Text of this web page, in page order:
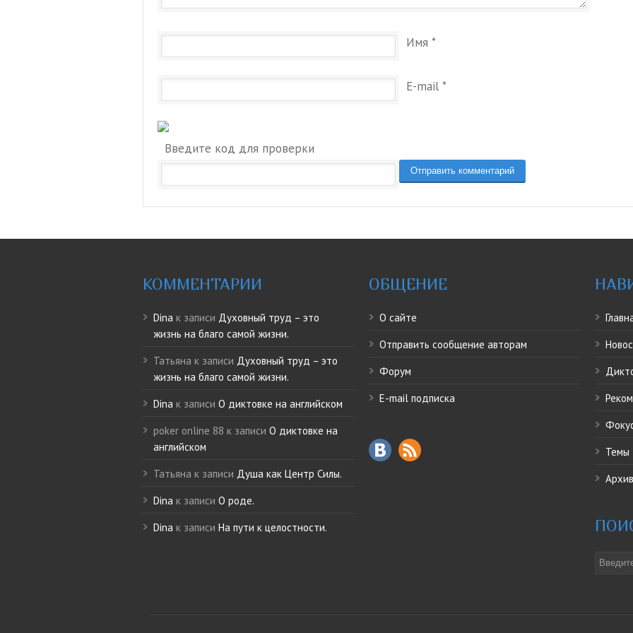
Имя *
E-mail *
Введите код для проверки
КОММЕНТАРИИ
Dina к записи Духовный труд – это
жизнь на благо самой жизни.
Татьяна к записи Духовный труд – это
жизнь на благо самой жизни.
Dina к записи О диктовке на английском
poker online 88 к записи О диктовке на
английском
Татьяна к записи Душа как Центр Силы.
Dina к записи О роде.
Dina к записи На пути к целостности.
ОБЩЕНИЕ
О сайте
Отправить сообщение авторам
Форум
E-mail подписка
Темы